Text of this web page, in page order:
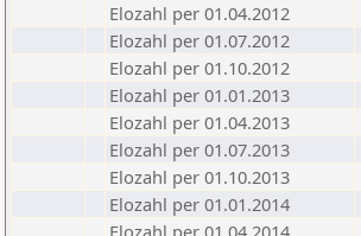
Elozahl per 01.04.2012
Elozahl per 01.07.2012
Elozahl per 01.10.2012
Elozahl per 01.01.2013
Elozahl per 01.04.2013
Elozahl per 01.07.2013
Elozahl per 01.10.2013
Elozahl per 01.01.2014
Elozahl per 01.04.2014